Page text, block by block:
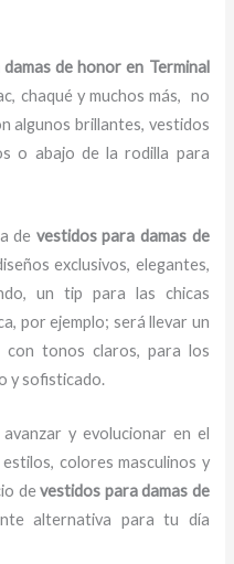
de honor en Terminal
chaqué y muchos más, no
algunos brillantes, vestidos
o abajo de la rodilla para
de vestidos para damas de
exclusivos, elegantes,
un tip para las chicas
por ejemplo; será llevar un
con tonos claros, para los
y sofisticado.
y evolucionar en el
colores masculinos y
devestidos para damas de
alternativa para tu día